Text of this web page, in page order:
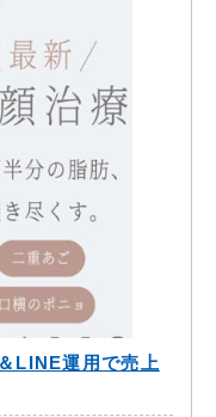
LINE運用で売上